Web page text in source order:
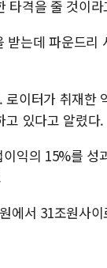
타격을 줄 것이
는데 파운드리
이터가 취재한
고 있다고 알렸다.
익의 15%를 성
에서 31조원사